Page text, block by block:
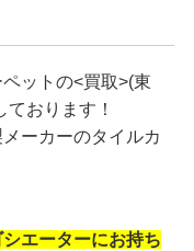
ットの<買取>(東
おります！
ーカーのタイルカ
エーターにお持ち